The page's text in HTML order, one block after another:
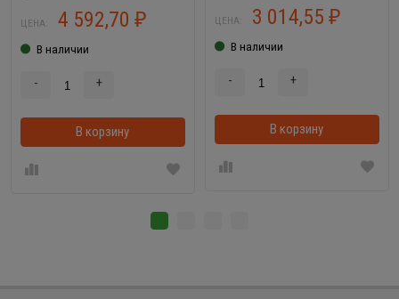
ЦЕНА: 4 592,70 ₽
В наличии
- +
В корзину
ЦЕНА: 3 014,55 ₽
В наличии
- +
В корзину